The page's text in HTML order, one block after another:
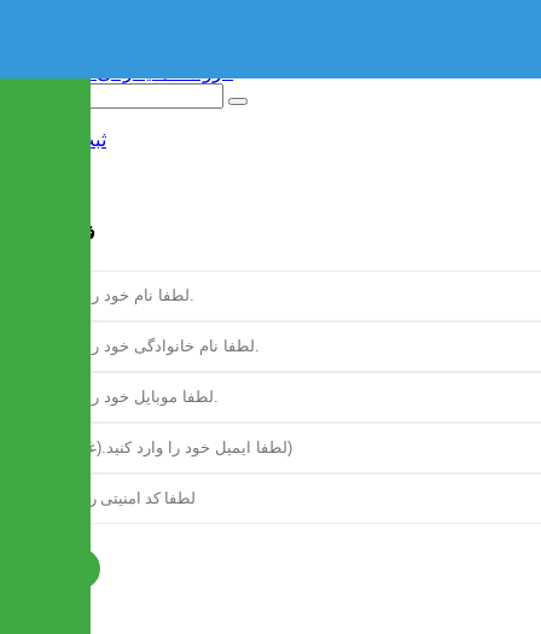
ثبت نام
فرم ثبت نام